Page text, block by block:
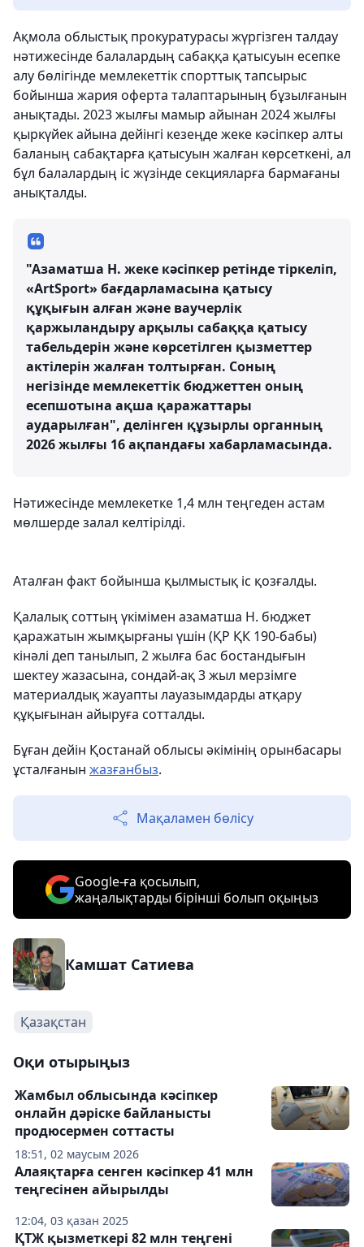
Ақмола облыстық прокуратурасы жүргізген талдау
нәтижесінде балалардың сабаққа қатысуын есепке
алу бөлігінде мемлекеттік спорттық тапсырыс
бойынша жария оферта талаптарының бұзылғанын
анықтады. 2023 жылғы мамыр айынан 2024 жылғы
қыркүйек айына дейінгі кезеңде жеке кәсіпкер алты
баланың сабақтарға қатысуын жалған көрсеткені, ал
бұл балалардың іс жүзінде секцияларға бармағаны
анықталды.
"Азаматша Н. жеке кәсіпкер ретінде тіркеліп,
«ArtSport» бағдарламасына қатысу
құқығын алған және ваучерлік
қаржыландыру арқылы сабаққа қатысу
табельдерін және көрсетілген қызметтер
актілерін жалған толтырған. Соның
негізінде мемлекеттік бюджеттен оның
есепшотына ақша қаражаттары
аударылған", делінген құзырлы органның
2026 жылғы 16 ақпандағы хабарламасында.
Нәтижесінде мемлекетке 1,4 млн теңгеден астам
мөлшерде залал келтірілді.
Аталған факт бойынша қылмыстық іс қозғалды.
Қалалық соттың үкімімен азаматша Н. бюджет
қаражатын жымқырғаны үшін (ҚР ҚК 190-бабы)
кінәлі деп танылып, 2 жылға бас бостандығын
шектеу жазасына, сондай-ақ 3 жыл мерзімге
материалдық жауапты лауазымдарды атқару
құқығынан айыруға сотталды.
Бұған дейін Қостанай облысы әкімінің орынбасары
ұсталғанын жазғанбыз.
Мақаламен бөлісу
Google-ға қосылып,
жаңалықтарды бірінші болып оқыңыз
Камшат Сатиева
Қазақстан
Оқи отырыңыз
18:51, 02 маусым 2026
Жамбыл облысында кәсіпкер
онлайн дәріске байланысты
продюсермен соттасты
12:04, 03 қазан 2025
Алаяқтарға сенген кәсіпкер 41 млн
теңгесінен айырылды
ҚТЖ қызметкері 82 млн теңгені